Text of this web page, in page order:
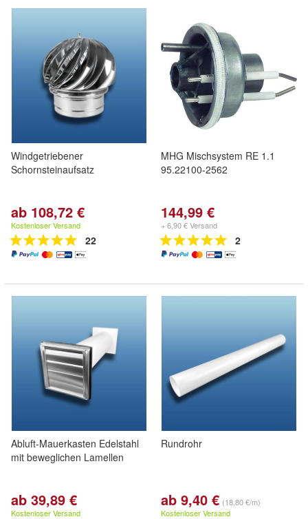
Windgetriebener
Schornsteinaufsatz
ab 108,72 €
Kostenloser Versand
22
MHG Mischsystem RE 1.1
95.22100-2562
144,99 €
+ 6,90 € Versand
2
Abluft-Mauerkasten Edelstahl
mit beweglichen Lamellen
ab 39,89 €
Kostenloser Versand
Rundrohr
ab 9,40 € (18,80 €/m)
Kostenloser Versand